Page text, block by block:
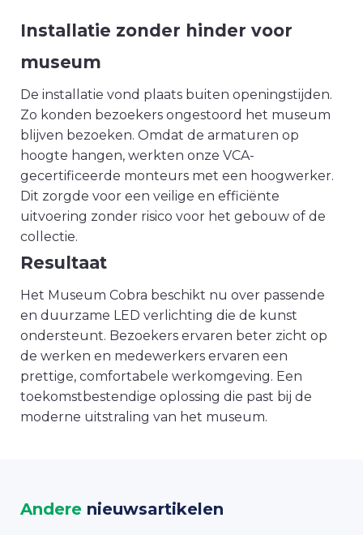
Installatie zonder hinder voor
museum
De installatie vond plaats buiten openingstijden.
Zo konden bezoekers ongestoord het museum
blijven bezoeken. Omdat de armaturen op
hoogte hangen, werkten onze VCA-
gecertificeerde monteurs met een hoogwerker.
Dit zorgde voor een veilige en efficiënte
uitvoering zonder risico voor het gebouw of de
collectie.
Resultaat
Het Museum Cobra beschikt nu over passende
en duurzame LED verlichting die de kunst
ondersteunt. Bezoekers ervaren beter zicht op
de werken en medewerkers ervaren een
prettige, comfortabele werkomgeving. Een
toekomstbestendige oplossing die past bij de
moderne uitstraling van het museum.
Andere nieuwsartikelen